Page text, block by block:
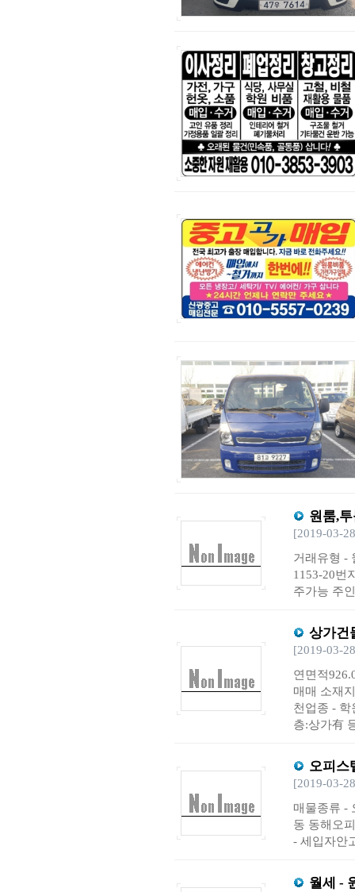
원룸,
[2019-03-
거래유형 -
1153-20번
주가능 주
상가건
[2019-03-
연면적
매매 소재
천업종 - 학
층:상가有
오피스
[2019-03-
매물종류 -
동 동해오
- 세입자안
월세 -